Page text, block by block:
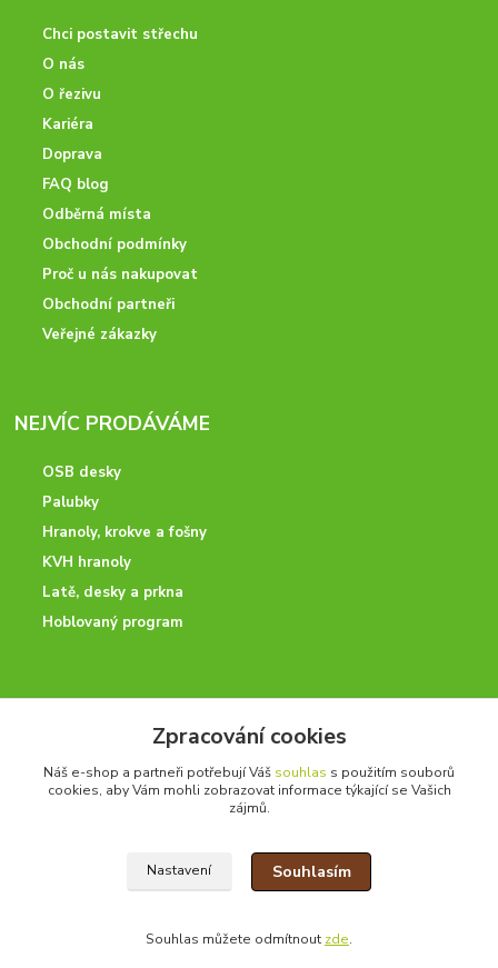
Chci postavit střechu
O nás
O řezivu
Kariéra
Doprava
FAQ blog
Odběrná místa
Obchodní podmínky
Proč u nás nakupovat
Obchodní partneři
Veřejné zákazky
NEJVÍC PRODÁVÁME
OSB desky
Palubky
Hranoly, krokve a fošny
KVH hranoly
Latě, desky a prkna
Hoblovaný program
Potřebujete poradit? Neváhejte nás kontaktovat.
+420 728 600 625
po - pá 7:00 - 15:00
Zpracování cookies
Náš e-shop a partneři potřebují Váš souhlas s použitím souborů
cookies, aby Vám mohli zobrazovat informace týkající se Vašich
zájmů.
Nastavení Souhlasím
Souhlas můžete odmítnout zde.